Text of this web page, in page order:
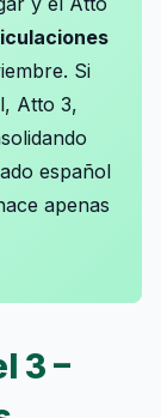
Si
Atto 3,
español
apenas
3 –